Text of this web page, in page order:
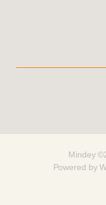
Mindey
Powered by